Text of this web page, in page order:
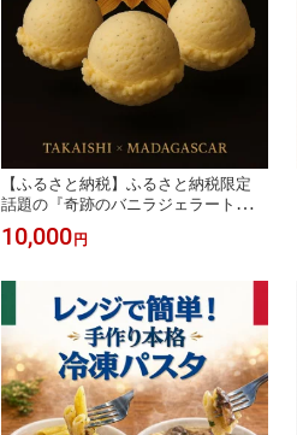
【ふるさと納税】ふるさと納税限定
話題の『奇跡のバニラジェラート』
高石市×マダガスカルの万博コラボ商
品_贅沢 最高級 ご褒美 ジェラート ア
美味しい 人気 デザート 万博 ギフト
冷凍 【配送不可地域：離島】【16840
42】
10,000 円